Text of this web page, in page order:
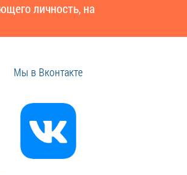
личность, на
Мы в Вконтакте